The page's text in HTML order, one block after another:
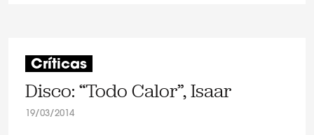
Críticas
Disco: “Todo Calor”, Isaar
19/03/2014